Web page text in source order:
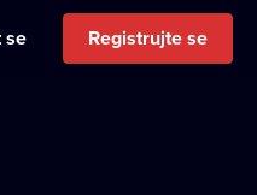
se Registrujte se